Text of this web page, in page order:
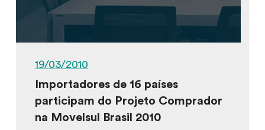
19/03/2010
Importadores de 16 países
participam do Projeto Comprador
na Movelsul Brasil 2010